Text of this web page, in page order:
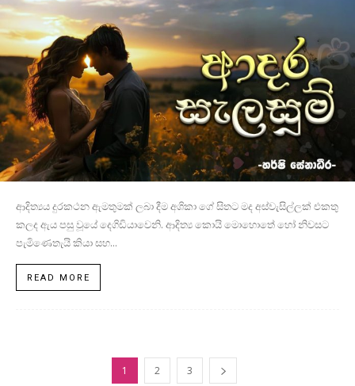
ආදිත්‍යය දුරකථන ඇමතුමක් ලබා දීම අශිකා ගේ සිතට මද අස්වැසිල්ලක් එකතු
කලද ඇය පසු වූයේ දෙගිඩියාවෙනි. ආදිත්‍ය කොයි මොහොතේ හෝ නිවසට
පැමිණෙතැයි කියා සහ...
READ MORE
1 2 3